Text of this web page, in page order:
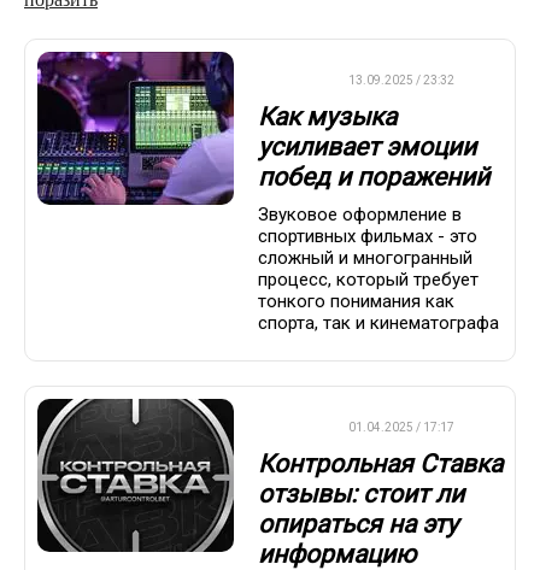
13.09.2025 / 23:32
Как музыка
усиливает эмоции
побед и поражений
Звуковое оформление в
спортивных фильмах - это
сложный и многогранный
процесс, который требует
тонкого понимания как
спорта, так и кинематографа
01.04.2025 / 17:17
Контрольная Ставка
отзывы: стоит ли
опираться на эту
информацию